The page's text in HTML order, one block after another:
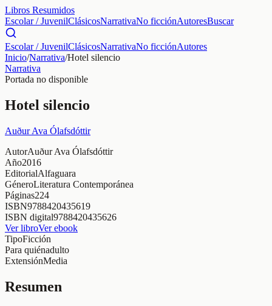
Libros Resumidos
Escolar / JuvenilClásicosNarrativaNo ficciónAutoresBuscar
Escolar / JuvenilClásicosNarrativaNo ficciónAutores
Inicio/Narrativa/Hotel silencio
Narrativa
Portada no disponible
Hotel silencio
Auður Ava Ólafsdóttir
AutorAuður Ava Ólafsdóttir
Año2016
EditorialAlfaguara
GéneroLiteratura Contemporánea
Páginas224
ISBN9788420435619
ISBN digital9788420435626
Ver libroVer ebook
TipoFicción
Para quiénadulto
ExtensiónMedia
Resumen